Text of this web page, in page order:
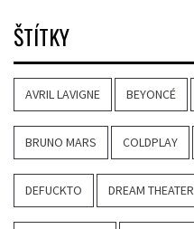
ŠTÍTKY
AVRIL LAVIGNE BEYONCÉ
BRUNO MARS COLDPLAY
DEFUCKTO DREAM THEATER